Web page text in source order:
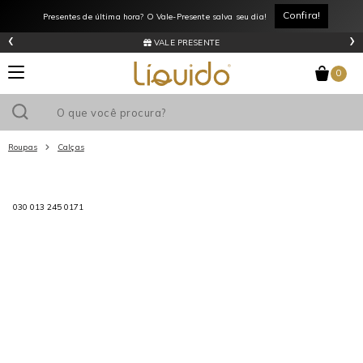
Presentes de última hora? O Vale-Presente salva seu dia! Confira!
VALE PRESENTE
‹ ›
0
Roupas Calças
030 013 245 0171